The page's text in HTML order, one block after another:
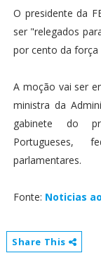
O presidente da
ser "relegados
por cento da força
A moção vai ser
ministra da
gabinete do
Portugueses,
parlamentares.
Fonte: Noticias
Share This